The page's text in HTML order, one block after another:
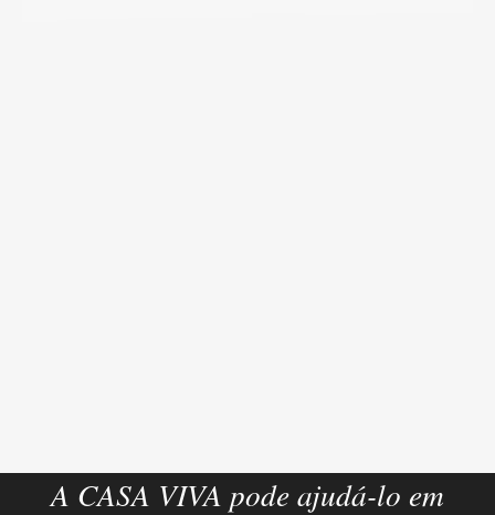
A CASA VIVA pode ajudá-lo em